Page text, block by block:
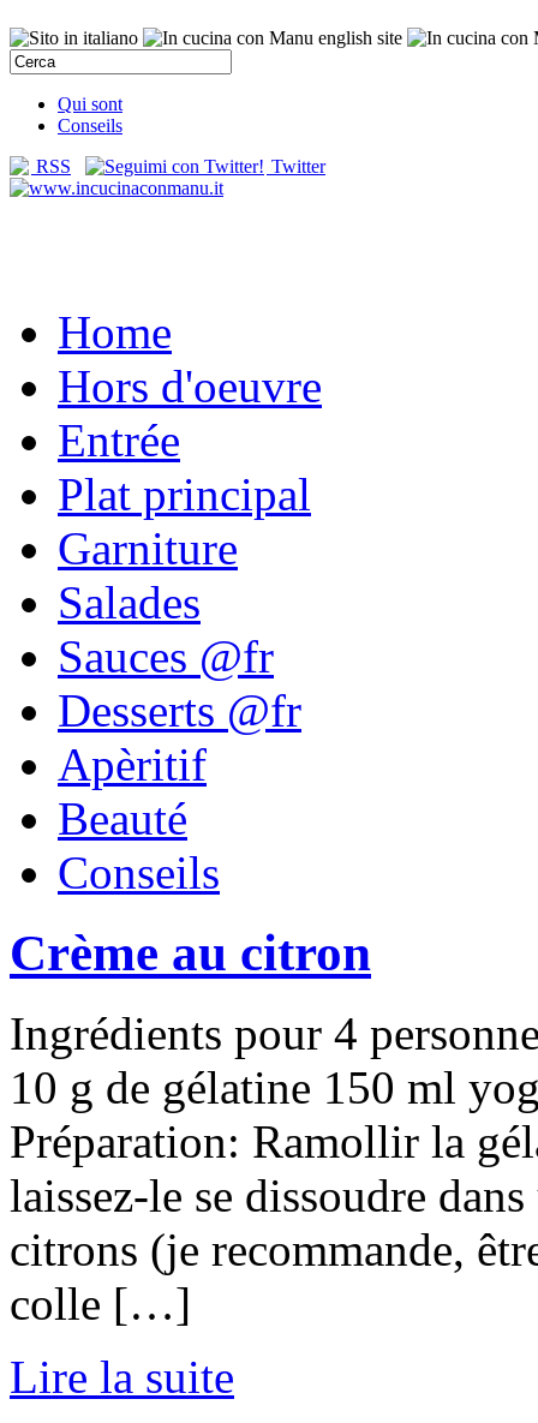
Qui sont
Conseils
RSS
Twitter
Home
Hors d'oeuvre
Entrée
Plat principal
Garniture
Salades
Sauces @fr
Desserts @fr
Apèritif
Beauté
Conseils
Crème au citron
Ingrédients pour 4
10 g de gélatine 150 ml
Préparation: Ramollir la
laissez-le se dissoudre
citrons (je recommande,
colle […]
Lire la suite